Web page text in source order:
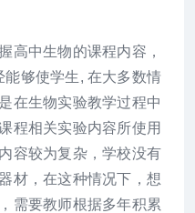
中生物的课程内容，
够使学生, 在大多数情
在生物实验教学过程中
程相关实验内容所使用
容较为复杂，学校没有
材，在这种情况下，想
需要教师根据多年积累